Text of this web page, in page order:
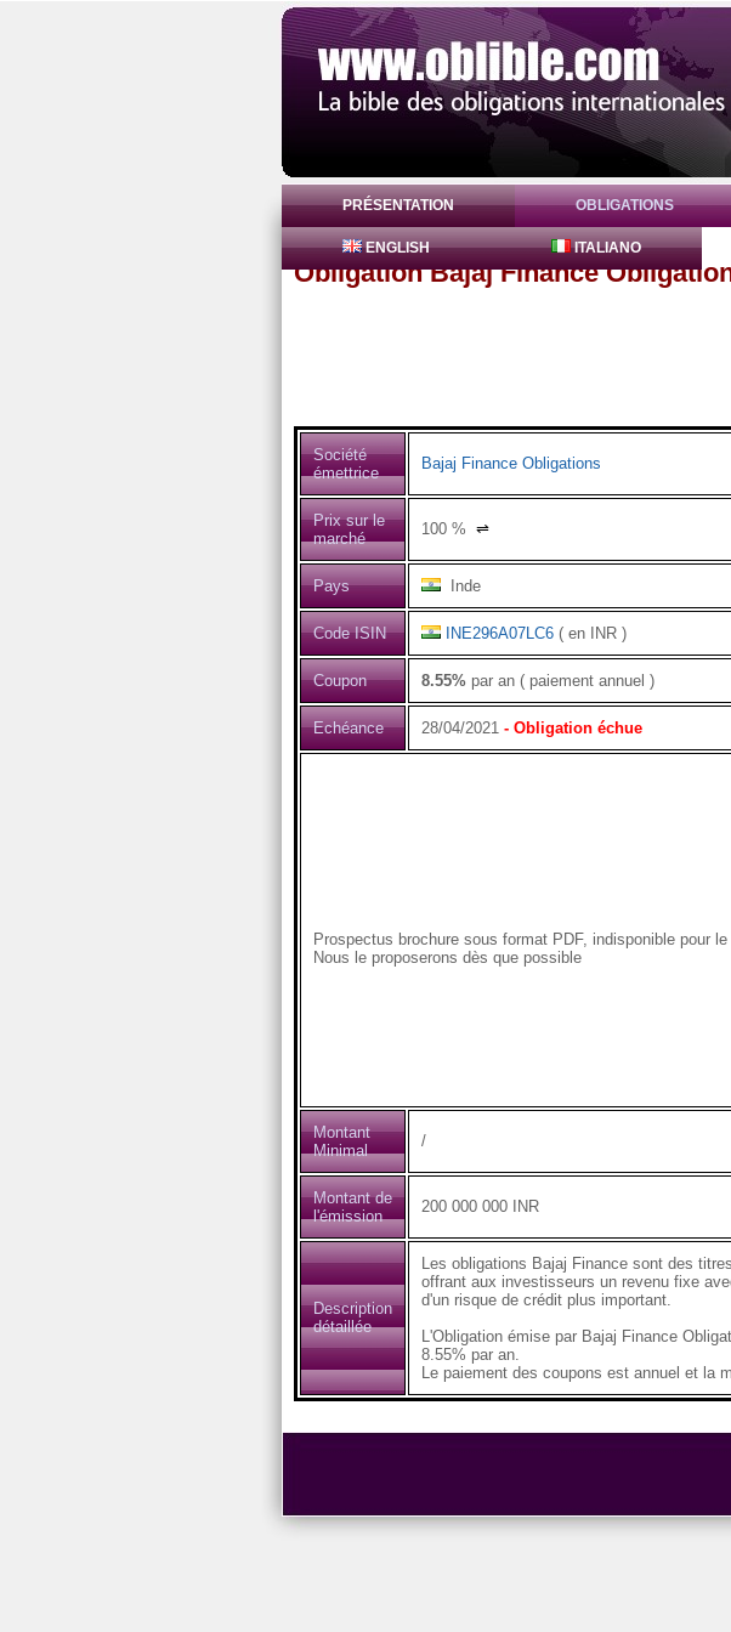
PRÉSENTATION OBLIGATIONS
ENGLISH ITALIANO
Obligation Bajaj Finance
Société
émettrice
Bajaj Finance Obligations
Prix sur le
marché
100% ⇌
Pays Inde
Code ISIN INE296A07LC6( en INR )
Coupon 8.55%par an ( paiement annuel )
Echéance 28/04/2021- Obligation échue
Prospectus brochure sous format PDF, indisponible pour
Nous le proposerons dès que possible
Montant
Minimal
/
Montant de
l'émission
200 000 000 INR
Description
détaillée
Les obligations Bajaj Finance sont des
offrant aux investisseurs un revenu fixe
d'un risque de crédit plus important.
L'Obligation émise par Bajaj Finance
8.55% par an.
Le paiement des coupons est annuel et la